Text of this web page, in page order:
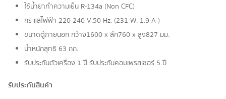
ใช้น้ำยาทำความเย็น R-134a (Non CFC)
กระแสไฟฟ้า 220-240 V.50 Hz. (231 W. 1.9 A )
ขนาดตู้ภายนอก กว้าง1600 x ลึก760 x สูง827 มม.
น้ำหนักสุทธิ 63 กก.
รับประกันตัวเครื่อง 1 ปี รับประกันคอมเพรสเซอร์ 5 ปี
รับประกันสินค้า